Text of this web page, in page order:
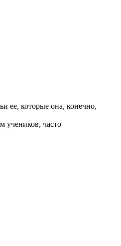
ее, которые она, конечно,
учеников, часто